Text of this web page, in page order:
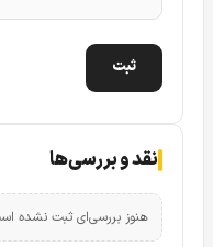
نقد و بررسی‌ها
هنوز بررسی‌ای ثبت نشده